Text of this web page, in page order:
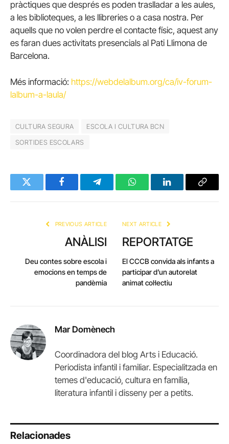
pràctiques que després es poden traslladar a les aules,
a les biblioteques, a les llibreries o a casa nostra. Per
aquells que no volen perdre el contacte físic, aquest any
es faran dues activitats presencials al Pati Llimona de
Barcelona.
Més informació: https://webdelalbum.org/ca/iv-forum-
lalbum-a-laula/
CULTURA SEGURA
ESCOLA I CULTURA BCN
SORTIDES ESCOLARS
Twitter FacebookTelegramWhatsAppLinkedInCopy
PREVIOUS ARTICLE
ANÀLISI
Deu contes sobre escola i
emocions en temps de
pandèmia
NEXT ARTICLE
REPORTATGE
El CCCB convida als infants a
participar d’un autorelat
animat col·lectiu
Mar Domènech
Coordinadora del blog Arts i Educació.
Periodista infantil i familiar. Especialitzada en
temes d'educació, cultura en família,
literatura infantil i disseny per a petits.
Relacionades